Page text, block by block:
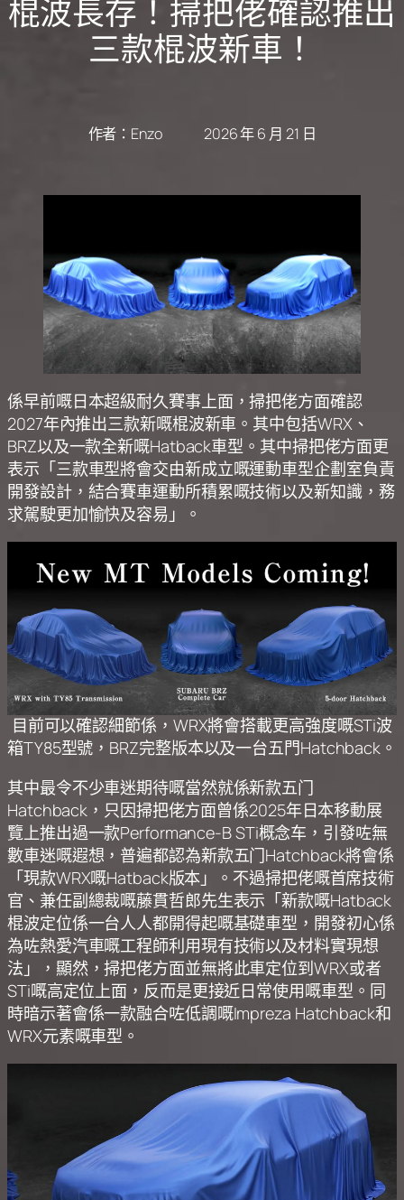
棍波長存！掃把佬確認推出
三款棍波新車！
作者： Enzo 2026 年 6 月 21 日
係早前嘅日本超級耐久賽事上面，掃把佬方面確認
2027年內推出三款新嘅棍波新車。其中包括WRX、
BRZ以及一款全新嘅Hatback車型。其中掃把佬方面更
表示「三款車型將會交由新成立嘅運動車型企劃室負責
開發設計，結合賽車運動所積累嘅技術以及新知識，務
求駕駛更加愉快及容易」。
目前可以確認細節係，WRX將會搭載更高強度嘅STi波
箱TY85型號，BRZ完整版本以及一台五門Hatchback。
其中最令不少車迷期待嘅當然就係新款五门
Hatchback，只因掃把佬方面曾係2025年日本移動展
覽上推出過一款Performance-B STi概念车，引發咗無
數車迷嘅遐想，普遍都認為新款五门Hatchback將會係
「現款WRX嘅Hatback版本」。不過掃把佬嘅首席技術
官、兼任副總裁嘅藤貫哲郎先生表示「新款嘅Hatback
棍波定位係一台人人都開得起嘅基礎車型，開發初心係
為咗熱愛汽車嘅工程師利用現有技術以及材料實現想
法」，顯然，掃把佬方面並無將此車定位到WRX或者
STi嘅高定位上面，反而是更接近日常使用嘅車型。同
時暗示著會係一款融合咗低調嘅Impreza Hatchback和
WRX元素嘅車型。